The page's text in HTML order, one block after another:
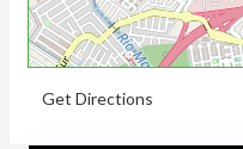
Get Directions